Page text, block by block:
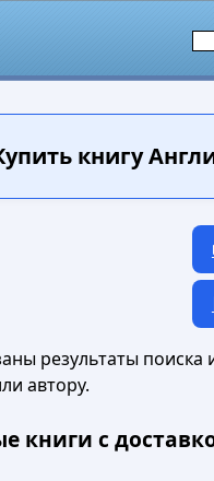
книгу
результаты поиска
автору.
книги с